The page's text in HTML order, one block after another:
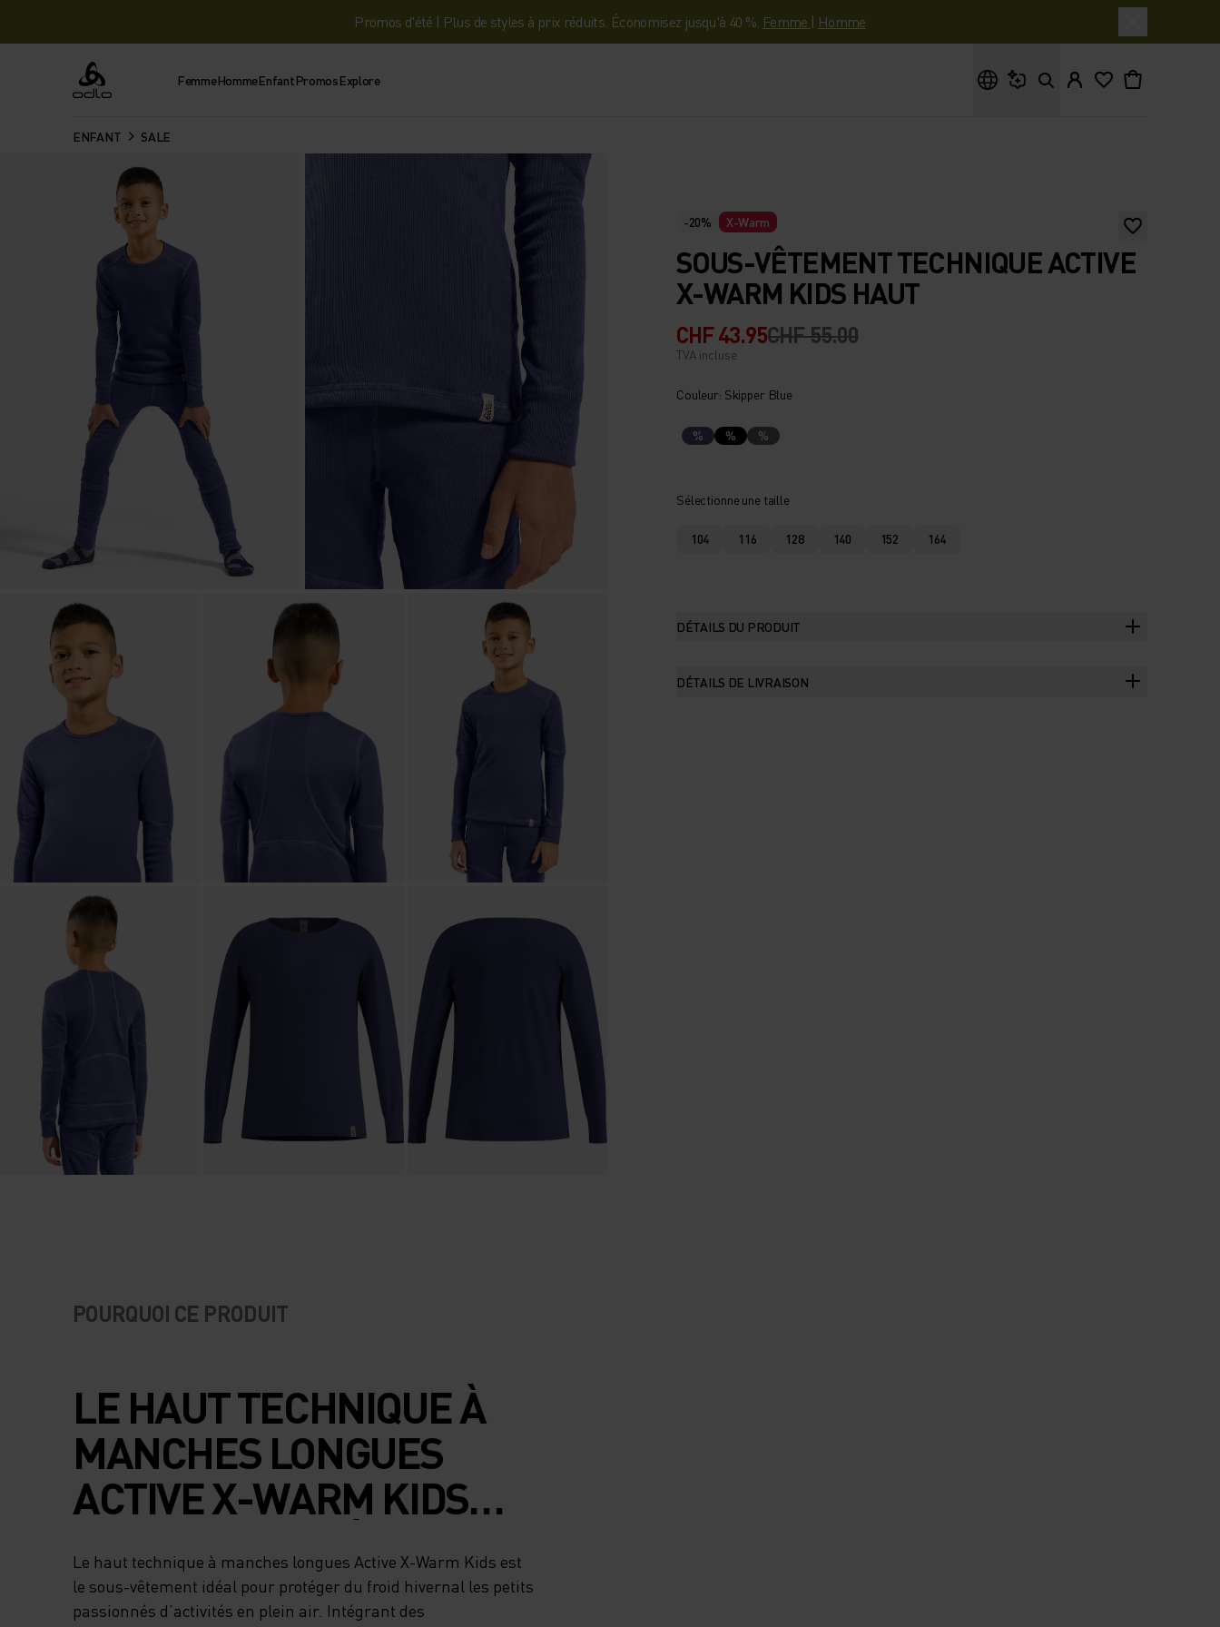
Promos d'été | Plus de styles à prix réduits. Économisez jusqu'à 40 %. Femme | Homme
Odlo FemmeHommeEnfantPromosExplore
ENFANT SALE
-20% X-Warm
SOUS-VÊTEMENT TECHNIQUE ACTIVE
X-WARM KIDS HAUT
CHF 43.95CHF 55.00
TVA incluse
Couleur: Skipper Blue
% % %
Sélectionne une taille
104 116 128 140 152 164
DÉTAILS DU PRODUIT
DÉTAILS DE LIVRAISON
POURQUOI CE PRODUIT
LE HAUT TECHNIQUE À
MANCHES LONGUES
ACTIVE X-WARM KIDS
EST LE SOUS-VÊTEMENT
IDÉAL POUR PROTÉGER
Le haut technique à manches longues Active X-Warm Kids est
le sous-vêtement idéal pour protéger du froid hivernal les petits
passionnés d’activités en plein air. Intégrant des